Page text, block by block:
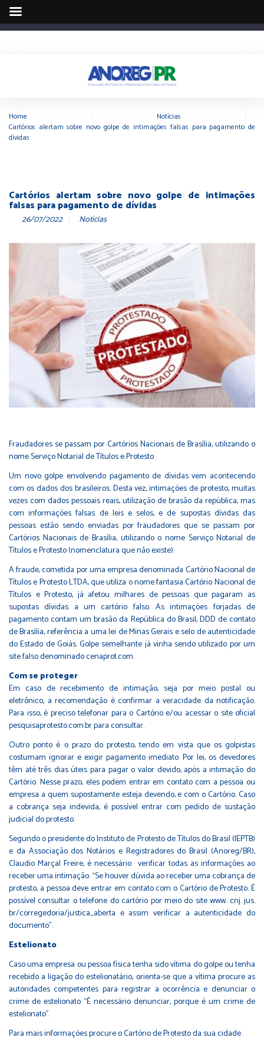
Home Notícias
Cartórios alertam sobre novo golpe de intimações falsas para pagamento de
dívidas
Cartórios alertam sobre novo golpe de intimações
falsas para pagamento de dívidas
26/07/2022 Notícias
Fraudadores se passam por Cartórios Nacionais de Brasília, utilizando o
nome Serviço Notarial de Títulos e Protesto
Um novo golpe envolvendo pagamento de dívidas vem acontecendo
com os dados dos brasileiros. Desta vez, intimações de protesto, muitas
vezes com dados pessoais reais, utilização de brasão da república, mas
com informações falsas de leis e selos, e de supostas dívidas das
pessoas estão sendo enviadas por fraudadores que se passam por
Cartórios Nacionais de Brasília, utilizando o nome Serviço Notarial de
Títulos e Protesto (nomenclatura que não existe).
A fraude, cometida por uma empresa denominada Cartório Nacional de
Títulos e Protesto LTDA, que utiliza o nome fantasia Cartório Nacional de
Títulos e Protesto, já afetou milhares de pessoas que pagaram as
supostas dívidas a um cartório falso. As intimações forjadas de
pagamento contam um brasão da República do Brasil, DDD de contato
de Brasília, referência a uma lei de Minas Gerais e selo de autenticidade
do Estado de Goiás. Golpe semelhante já vinha sendo utilizado por um
site falso denominado cenaprot.com.
Com se proteger
Em caso de recebimento de intimação, seja por meio postal ou
eletrônico, a recomendação é confirmar a veracidade da notificação.
Para isso, é preciso telefonar para o Cartório e/ou acessar o site oficial
pesquisaprotesto.com.br para consultar.
Outro ponto é o prazo do protesto, tendo em vista que os golpistas
costumam ignorar e exigir pagamento imediato. Por lei, os devedores
têm até três dias úteis para pagar o valor devido, após a intimação do
Cartório. Nesse prazo, eles podem entrar em contato com a pessoa ou
empresa a quem supostamente esteja devendo, e com o Cartório. Caso
a cobrança seja indevida, é possível entrar com pedido de sustação
judicial do protesto.
Segundo o presidente do Instituto de Protesto de Títulos do Brasil (IEPTB)
e da Associação dos Notários e Registradores do Brasil (Anoreg/BR),
Claudio Marçal Freire, é necessário verificar todas as informações ao
receber uma intimação. “Se houver dúvida ao receber uma cobrança de
protesto, a pessoa deve entrar em contato com o Cartório de Protesto. É
possível consultar o telefone do cartório por meio do site www. cnj. jus.
br/corregedoria/justica_aberta e assim verificar a autenticidade do
documento”.
Estelionato
Caso uma empresa ou pessoa física tenha sido vítima do golpe ou tenha
recebido a ligação do estelionatário, orienta-se que a vítima procure as
autoridades competentes para registrar a ocorrência e denunciar o
crime de estelionato “É necessário denunciar, porque é um crime de
estelionato”.
Para mais informações procure o Cartório de Protesto da sua cidade.